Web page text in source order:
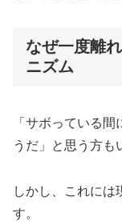
なぜ一度離
ニズム
「サボっている
うだ」と思う方も
しかし、これには
す。